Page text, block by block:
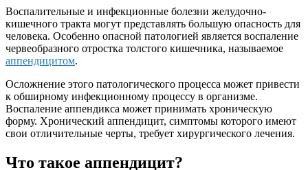
Воспалительные и инфекционные болезни желудочно-
кишечного тракта могут представлять большую опасность для
человека. Особенно опасной патологией является воспаление
червеобразного отростка толстого кишечника, называемое
аппендицитом.
Осложнение этого патологического процесса может привести
к обширному инфекционному процессу в организме.
Воспаление аппендикса может принимать хроническую
форму. Хронический аппендицит, симптомы которого имеют
свои отличительные черты, требует хирургического лечения.
Что такое аппендицит?